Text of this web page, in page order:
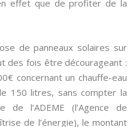
effet que de profiter de la
de panneaux solaires sur
des fois être décourageant :
concernant un chauffe-eau
150 litres, sans compter la
de l’ADEME (l’Agence de
de l’énergie), le montant